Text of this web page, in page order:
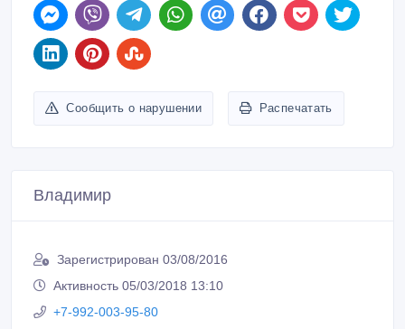
Сообщить о нарушении Распечатать
Владимир
Зарегистрирован 03/08/2016
Активность 05/03/2018 13:10
+7-992-003-95-80